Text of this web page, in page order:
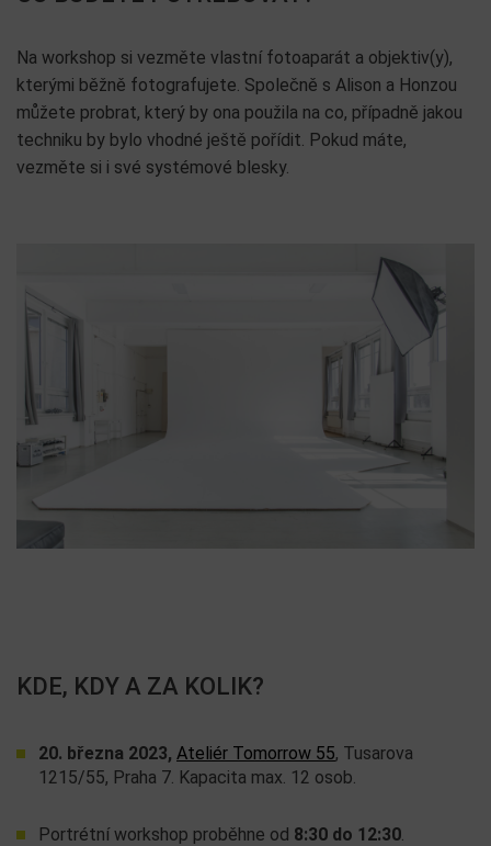
Na workshop si vezměte vlastní fotoaparát a objektiv(y),
kterými běžně fotografujete. Společně s Alison a Honzou
můžete probrat, který by ona použila na co, případně jakou
techniku by bylo vhodné ještě pořídit. Pokud máte,
vezměte si i své systémové blesky.
KDE, KDY A ZA KOLIK?
20. března 2023, Ateliér Tomorrow 55, Tusarova
1215/55, Praha 7. Kapacita max. 12 osob.
Portrétní workshop proběhne od 8:30 do 12:30.